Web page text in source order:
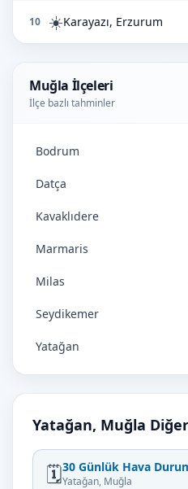
10 ☀️Karayazı, Erzurum
Muğla İlçeleri
İlçe bazlı tahminler
Bodrum
Datça
Kavaklıdere
Marmaris
Milas
Seydikemer
Yatağan
Yatağan, Muğla
🗓️30 Günlük Hava
Yatağan, Muğla